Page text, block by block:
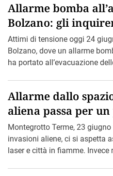
Allarme bomba
Bolzano: gli
pista di Bin Loden.
Attimi di tensione oggi 24
Bolzano, dove un allarme
ha portato all’evacuazione
Allarme dallo
aliena passa per
Montegrotto.
Montegrotto Terme, 23
invasioni aliene, ci si aspetta
laser e città in fiamme. Invece